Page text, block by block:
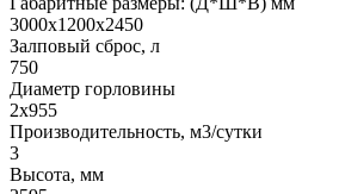
3000х1200х2450
Залповый сброс, л
750
Диаметр горловины
2х955
Производительность, м3/сутки
3
Высота, мм